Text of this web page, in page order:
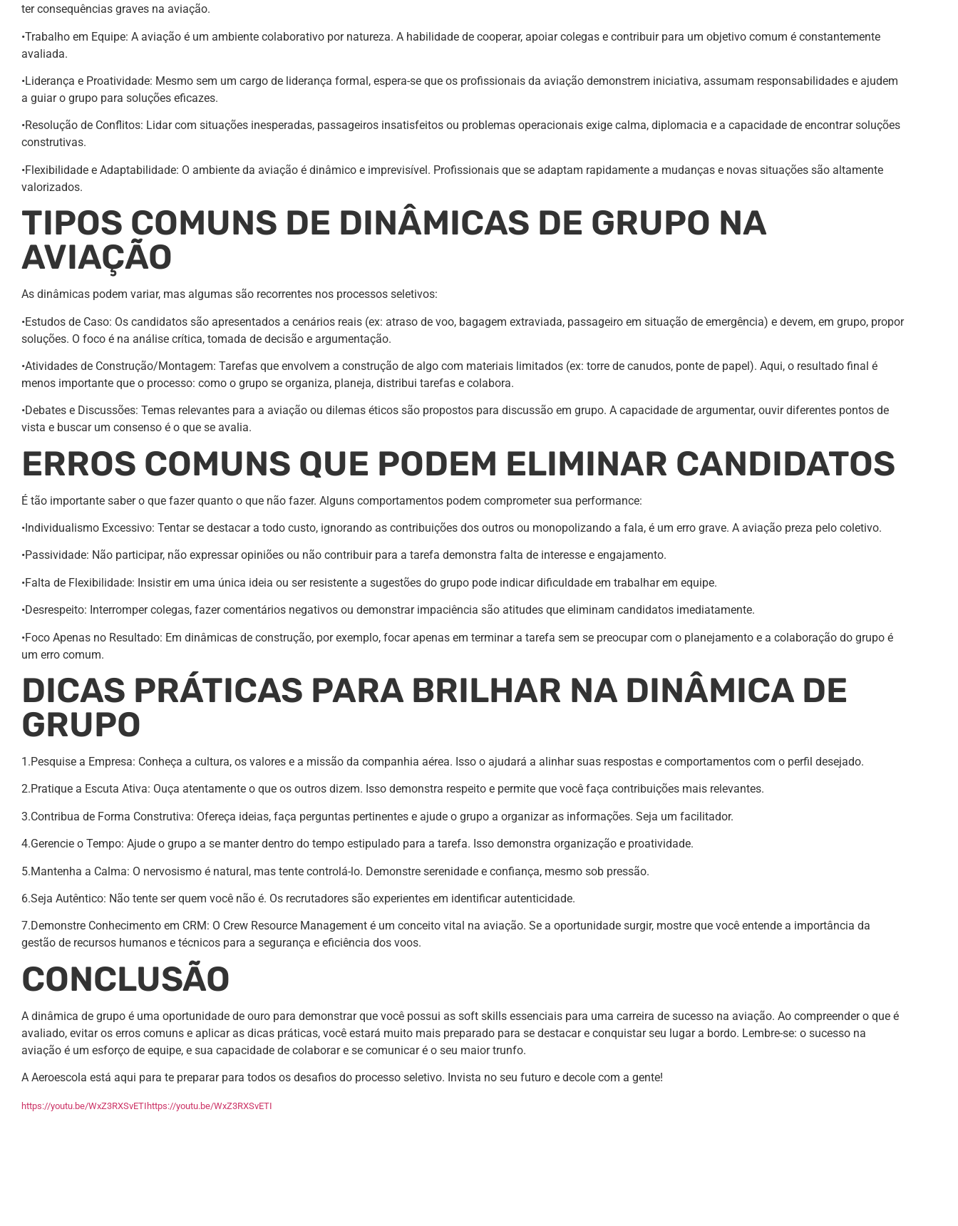
ter consequências graves na aviação.
•Trabalho em Equipe: A aviação é um ambiente colaborativo por natureza. A habilidade de cooperar, apoiar colegas e contribuir para um objetivo comum é constantemente
avaliada.
•Liderança e Proatividade: Mesmo sem um cargo de liderança formal, espera-se que os profissionais da aviação demonstrem iniciativa, assumam responsabilidades e ajudem
a guiar o grupo para soluções eficazes.
•Resolução de Conflitos: Lidar com situações inesperadas, passageiros insatisfeitos ou problemas operacionais exige calma, diplomacia e a capacidade de encontrar soluções
construtivas.
•Flexibilidade e Adaptabilidade: O ambiente da aviação é dinâmico e imprevisível. Profissionais que se adaptam rapidamente a mudanças e novas situações são altamente
valorizados.
TIPOS COMUNS DE DINÂMICAS DE GRUPO NA
AVIAÇÃO
As dinâmicas podem variar, mas algumas são recorrentes nos processos seletivos:
•Estudos de Caso: Os candidatos são apresentados a cenários reais (ex: atraso de voo, bagagem extraviada, passageiro em situação de emergência) e devem, em grupo, propor
soluções. O foco é na análise crítica, tomada de decisão e argumentação.
•Atividades de Construção/Montagem: Tarefas que envolvem a construção de algo com materiais limitados (ex: torre de canudos, ponte de papel). Aqui, o resultado final é
menos importante que o processo: como o grupo se organiza, planeja, distribui tarefas e colabora.
•Debates e Discussões: Temas relevantes para a aviação ou dilemas éticos são propostos para discussão em grupo. A capacidade de argumentar, ouvir diferentes pontos de
vista e buscar um consenso é o que se avalia.
ERROS COMUNS QUE PODEM ELIMINAR CANDIDATOS
É tão importante saber o que fazer quanto o que não fazer. Alguns comportamentos podem comprometer sua performance:
•Individualismo Excessivo: Tentar se destacar a todo custo, ignorando as contribuições dos outros ou monopolizando a fala, é um erro grave. A aviação preza pelo coletivo.
•Passividade: Não participar, não expressar opiniões ou não contribuir para a tarefa demonstra falta de interesse e engajamento.
•Falta de Flexibilidade: Insistir em uma única ideia ou ser resistente a sugestões do grupo pode indicar dificuldade em trabalhar em equipe.
•Desrespeito: Interromper colegas, fazer comentários negativos ou demonstrar impaciência são atitudes que eliminam candidatos imediatamente.
•Foco Apenas no Resultado: Em dinâmicas de construção, por exemplo, focar apenas em terminar a tarefa sem se preocupar com o planejamento e a colaboração do grupo é
um erro comum.
DICAS PRÁTICAS PARA BRILHAR NA DINÂMICA DE
GRUPO
1.Pesquise a Empresa: Conheça a cultura, os valores e a missão da companhia aérea. Isso o ajudará a alinhar suas respostas e comportamentos com o perfil desejado.
2.Pratique a Escuta Ativa: Ouça atentamente o que os outros dizem. Isso demonstra respeito e permite que você faça contribuições mais relevantes.
3.Contribua de Forma Construtiva: Ofereça ideias, faça perguntas pertinentes e ajude o grupo a organizar as informações. Seja um facilitador.
4.Gerencie o Tempo: Ajude o grupo a se manter dentro do tempo estipulado para a tarefa. Isso demonstra organização e proatividade.
5.Mantenha a Calma: O nervosismo é natural, mas tente controlá-lo. Demonstre serenidade e confiança, mesmo sob pressão.
6.Seja Autêntico: Não tente ser quem você não é. Os recrutadores são experientes em identificar autenticidade.
7.Demonstre Conhecimento em CRM: O Crew Resource Management é um conceito vital na aviação. Se a oportunidade surgir, mostre que você entende a importância da
gestão de recursos humanos e técnicos para a segurança e eficiência dos voos.
CONCLUSÃO
A dinâmica de grupo é uma oportunidade de ouro para demonstrar que você possui as soft skills essenciais para uma carreira de sucesso na aviação. Ao compreender o que é
avaliado, evitar os erros comuns e aplicar as dicas práticas, você estará muito mais preparado para se destacar e conquistar seu lugar a bordo. Lembre-se: o sucesso na
aviação é um esforço de equipe, e sua capacidade de colaborar e se comunicar é o seu maior trunfo.
A Aeroescola está aqui para te preparar para todos os desafios do processo seletivo. Invista no seu futuro e decole com a gente!
https://youtu.be/WxZ3RXSvETIhttps://youtu.be/WxZ3RXSvETI